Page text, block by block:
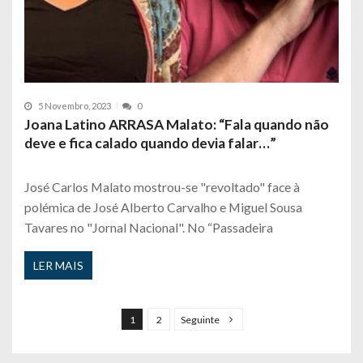
5 Novembro, 2023 0
Joana Latino ARRASA Malato: “Fala quando não
deve e fica calado quando devia falar…”
José Carlos Malato mostrou-se "revoltado" face à
polémica de José Alberto Carvalho e Miguel Sousa
Tavares no "Jornal Nacional". No “Passadeira
LER MAIS
1 2 Seguinte